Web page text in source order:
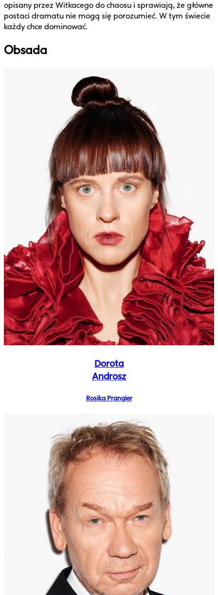
opisany przez Witkacego do chaosu i sprawiają, że główne
postaci dramatu nie mogą się porozumieć. W tym świecie
każdy chce dominować.
Obsada
Dorota
Androsz
Rosika Prangier